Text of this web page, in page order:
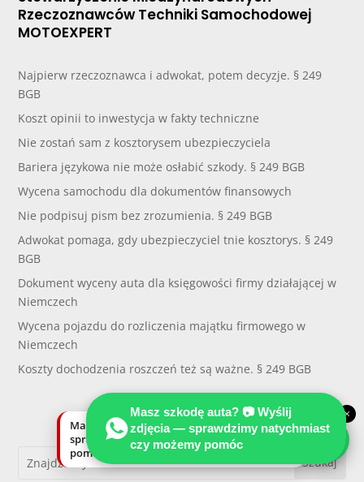
Rzeczoznawców Techniki Samochodowej
MOTOEXPERT
Najpierw rzeczoznawca i adwokat, potem decyzje. § 249
BGB
Koszt opinii to inwestycja w fakty techniczne
Nie zostań sam z kosztorysem ubezpieczyciela
Bariera językowa nie może osłabić szkody. § 249 BGB
Wycena samochodu dla dokumentów finansowych
Nie podpisuj pism bez zrozumienia. § 249 BGB
Adwokat pomaga, gdy ubezpieczyciel tnie kosztorys. § 249
BGB
Dokument wyceny auta dla księgowości firmy działającej w
Niemczech
Wycena pojazdu do rozliczenia majątku firmowego w
Niemczech
Koszty dochodzenia roszczeń też są ważne. § 249 BGB
Masz szkodę auta? 📷 Wyślij
zdjęcia — sprawdzimy natychmiast
czy możemy pomóc
×
Masz szkodę auta? Wyślij zdjęcia —
sprawdzimy natychmiast, czy możemy
pomóc.